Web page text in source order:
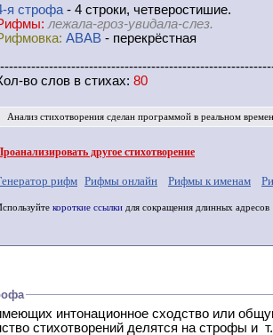
я cтрофа - 4 строки, четверостишие.
лежала-гроз-увидала-слез.
ABAB - перекрёстная
во слов в стихах: 80
Анализ стихотворениясделан программой в реальном
другое стихотворение
рифм Рифмы онлайн Рифмы к именам
короткие ссылки для сокращения длинных адресов